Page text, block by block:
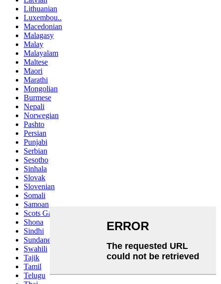
Lithuanian
Luxembou..
Macedonian
Malagasy
Malay
Malayalam
Maltese
Maori
Marathi
Mongolian
Burmese
Nepali
Norwegian
Pashto
Persian
Punjabi
Serbian
Sesotho
Sinhala
Slovak
Slovenian
Somali
Samoan
Scots Gaelic
Shona
Sindhi
Sundanese
Swahili
Tajik
Tamil
Telugu